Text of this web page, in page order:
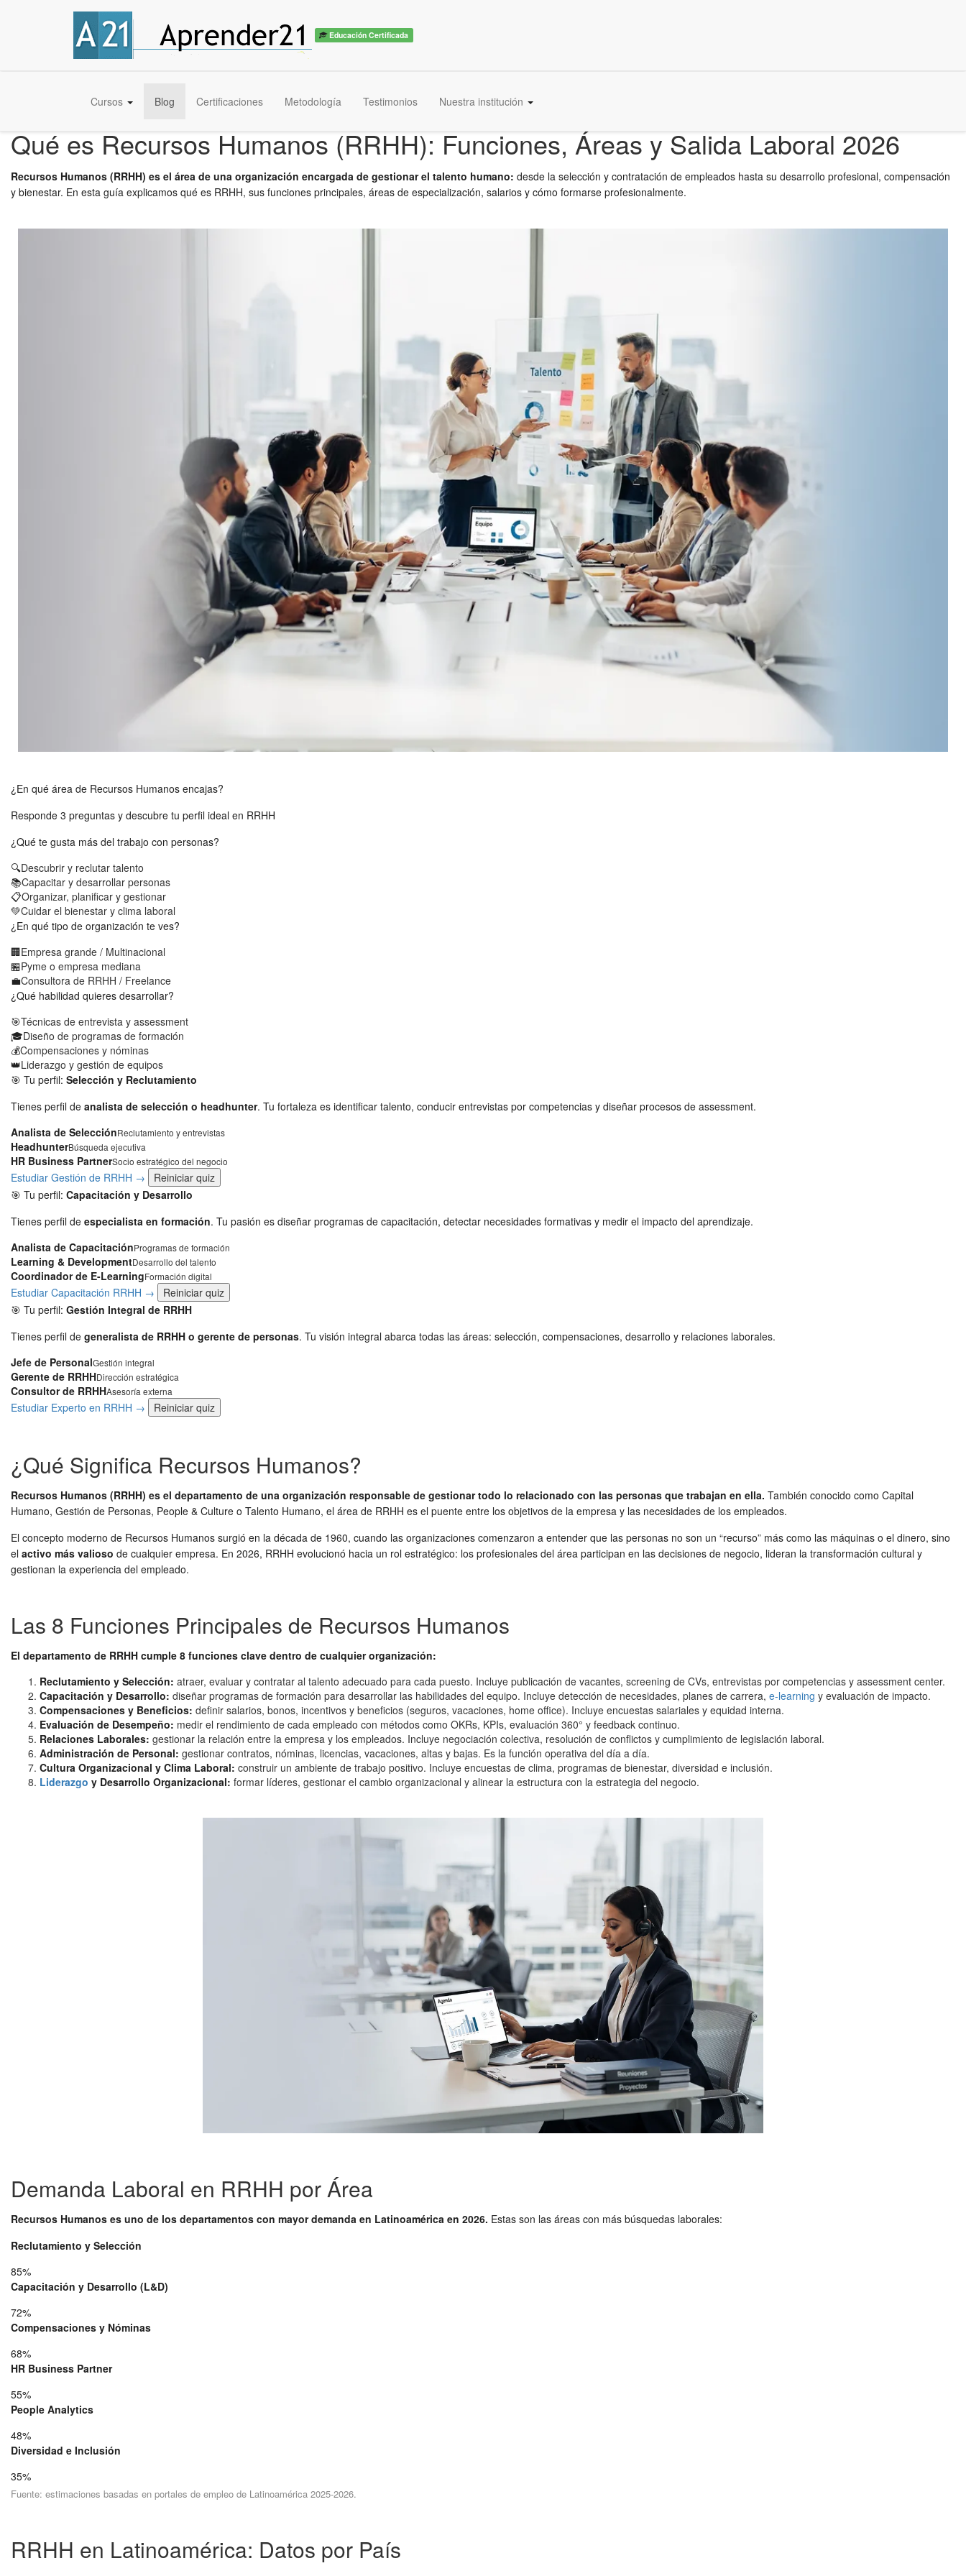
Educación Certificada
Cursos Blog Certificaciones Metodología Testimonios Nuestra institución
Qué es Recursos Humanos (RRHH): Funciones, Áreas y Salida Laboral 2026
Recursos Humanos (RRHH) es el área de una organización encargada de gestionar el talento humano: desde la selección y contratación de empleados hasta su desarrollo profesional, compensación
y bienestar. En esta guía explicamos qué es RRHH, sus funciones principales, áreas de especialización, salarios y cómo formarse profesionalmente.
¿En qué área de Recursos Humanos encajas?
Responde 3 preguntas y descubre tu perfil ideal en RRHH
¿Qué te gusta más del trabajo con personas?
🔍Descubrir y reclutar talento
📚Capacitar y desarrollar personas
📋Organizar, planificar y gestionar
💚Cuidar el bienestar y clima laboral
¿En qué tipo de organización te ves?
🏢Empresa grande / Multinacional
🏪Pyme o empresa mediana
💼Consultora de RRHH / Freelance
¿Qué habilidad quieres desarrollar?
🎯Técnicas de entrevista y assessment
🎓Diseño de programas de formación
💰Compensaciones y nóminas
👑Liderazgo y gestión de equipos
🎯 Tu perfil: Selección y Reclutamiento
Tienes perfil de analista de selección o headhunter. Tu fortaleza es identificar talento, conducir entrevistas por competencias y diseñar procesos de assessment.
Analista de SelecciónReclutamiento y entrevistas
HeadhunterBúsqueda ejecutiva
HR Business PartnerSocio estratégico del negocio
Estudiar Gestión de RRHH →
Reiniciar quiz
🎯 Tu perfil: Capacitación y Desarrollo
Tienes perfil de especialista en formación. Tu pasión es diseñar programas de capacitación, detectar necesidades formativas y medir el impacto del aprendizaje.
Analista de CapacitaciónProgramas de formación
Learning & DevelopmentDesarrollo del talento
Coordinador de E-LearningFormación digital
Estudiar Capacitación RRHH →
Reiniciar quiz
🎯 Tu perfil: Gestión Integral de RRHH
Tienes perfil de generalista de RRHH o gerente de personas. Tu visión integral abarca todas las áreas: selección, compensaciones, desarrollo y relaciones laborales.
Jefe de PersonalGestión integral
Gerente de RRHHDirección estratégica
Consultor de RRHHAsesoría externa
Estudiar Experto en RRHH → Reiniciar quiz
¿Qué Significa Recursos Humanos?
Recursos Humanos (RRHH) es el departamento de una organización responsable de gestionar todo lo relacionado con las personas que trabajan en ella. También conocido como Capital
Humano, Gestión de Personas, People & Culture o Talento Humano, el área de RRHH es el puente entre los objetivos de la empresa y las necesidades de los empleados.
El concepto moderno de Recursos Humanos surgió en la década de 1960, cuando las organizaciones comenzaron a entender que las personas no son un “recurso” más como las máquinas o el dinero, sino
el activo más valioso de cualquier empresa. En 2026, RRHH evolucionó hacia un rol estratégico: los profesionales del área participan en las decisiones de negocio, lideran la transformación cultural y
gestionan la experiencia del empleado.
Las 8 Funciones Principales de Recursos Humanos
El departamento de RRHH cumple 8 funciones clave dentro de cualquier organización:
Reclutamiento y Selección: atraer, evaluar y contratar al talento adecuado para cada puesto. Incluye publicación de vacantes, screening de CVs, entrevistas por competencias y assessment center.
Capacitación y Desarrollo: diseñar programas de formación para desarrollar las habilidades del equipo. Incluye detección de necesidades, planes de carrera, e-learning y evaluación de impacto.
Compensaciones y Beneficios: definir salarios, bonos, incentivos y beneficios (seguros, vacaciones, home office). Incluye encuestas salariales y equidad interna.
Evaluación de Desempeño: medir el rendimiento de cada empleado con métodos como OKRs, KPIs, evaluación 360° y feedback continuo.
Relaciones Laborales: gestionar la relación entre la empresa y los empleados. Incluye negociación colectiva, resolución de conflictos y cumplimiento de legislación laboral.
Administración de Personal: gestionar contratos, nóminas, licencias, vacaciones, altas y bajas. Es la función operativa del día a día.
Cultura Organizacional y Clima Laboral: construir un ambiente de trabajo positivo. Incluye encuestas de clima, programas de bienestar, diversidad e inclusión.
Liderazgo y Desarrollo Organizacional: formar líderes, gestionar el cambio organizacional y alinear la estructura con la estrategia del negocio.
Demanda Laboral en RRHH por Área
Recursos Humanos es uno de los departamentos con mayor demanda en Latinoamérica en 2026. Estas son las áreas con más búsquedas laborales:
Reclutamiento y Selección
85%
Capacitación y Desarrollo (L&D)
72%
Compensaciones y Nóminas
68%
HR Business Partner
55%
People Analytics
48%
Diversidad e Inclusión
35%
Fuente: estimaciones basadas en portales de empleo de Latinoamérica 2025-2026.
RRHH en Latinoamérica: Datos por País